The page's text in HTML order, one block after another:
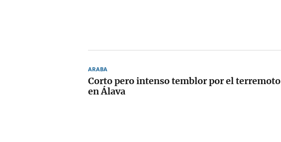
ARABA
Corto pero intenso temblor por el terremoto
en Álava